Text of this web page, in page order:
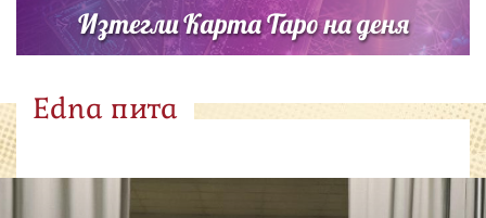
Изтегли Карта Таро на деня
Edna пита